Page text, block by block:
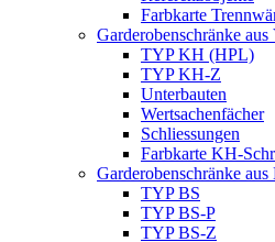
Farbkarte
Garderobenschränke
TYP KH (HPL)
TYP KH-Z
Unterbauten
Wertsachenfächer
Schliessungen
Farbkarte KH-
Garderobenschränke aus
TYP BS
TYP BS-P
TYP BS-Z